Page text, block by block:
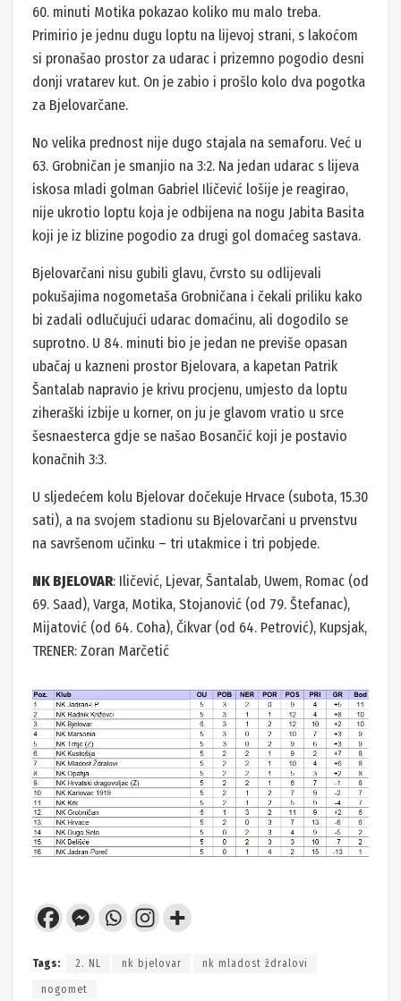
60. minuti Motika pokazao koliko mu malo treba.
Primirio je jednu dugu loptu na lijevoj strani, s lakoćom
si pronašao prostor za udarac i prizemno pogodio desni
donji vratarev kut. On je zabio i prošlo kolo dva pogotka
za Bjelovarčane.
No velika prednost nije dugo stajala na semaforu. Već u
63. Grobničan je smanjio na 3:2. Na jedan udarac s lijeva
iskosa mladi golman Gabriel Iličević lošije je reagirao,
nije ukrotio loptu koja je odbijena na nogu Jabita Basita
koji je iz blizine pogodio za drugi gol domaćeg sastava.
Bjelovarčani nisu gubili glavu, čvrsto su odlijevali
pokušajima nogometaša Grobničana i čekali priliku kako
bi zadali odlučujući udarac domaćinu, ali dogodilo se
suprotno. U 84. minuti bio je jedan ne previše opasan
ubačaj u kazneni prostor Bjelovara, a kapetan Patrik
Šantalab napravio je krivu procjenu, umjesto da loptu
ziheraški izbije u korner, on ju je glavom vratio u srce
šesnaesterca gdje se našao Bosančić koji je postavio
konačnih 3:3.
U sljedećem kolu Bjelovar dočekuje Hrvace (subota, 15.30
sati), a na svojem stadionu su Bjelovarčani u prvenstvu
na savršenom učinku – tri utakmice i tri pobjede.
NK BJELOVAR: Iličević, Ljevar, Šantalab, Uwem, Romac (od
69. Saad), Varga, Motika, Stojanović (od 79. Štefanac),
Mijatović (od 64. Coha), Čikvar (od 64. Petrović), Kupsjak,
TRENER: Zoran Marčetić
Tags: 2. NL nk bjelovar nk mladost ždralovi
nogomet